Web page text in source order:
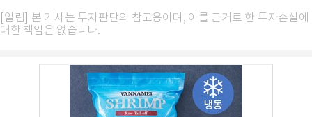
[알림] 본 기사는 투자판단의 참고용이며, 이를 근거로 한 투자손실에
대한 책임은 없습니다.